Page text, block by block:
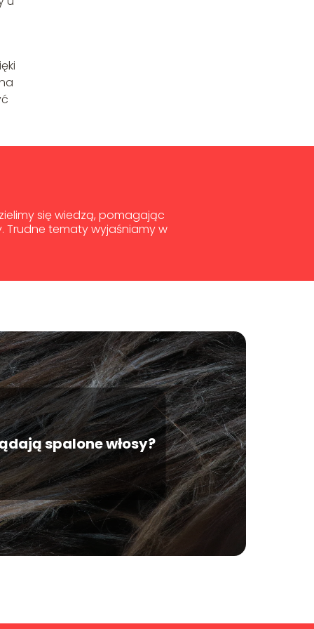
się wiedzą, pomagając
Trudne tematy wyjaśniamy w
spalone włosy?